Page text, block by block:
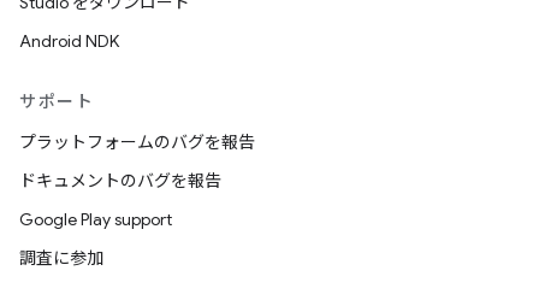
Android NDK
サポート
プラットフォームのバグを報告
ドキュメントのバグを報告
Google Play support
調査に参加